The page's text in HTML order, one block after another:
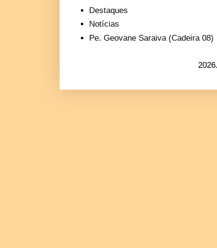
Destaques
Notícias
Pe. Geovane Saraiva (Cadeira 08)